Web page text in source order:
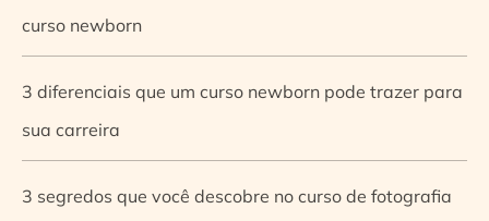
curso newborn
3 diferenciais que um curso newborn pode trazer para
sua carreira
3 segredos que você descobre no curso de fotografia